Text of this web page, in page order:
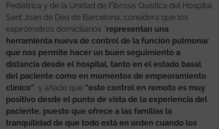
Pediátrica y de la Unidad de Fibrosis Quística del Hospital
Sant Joan de Déu de Barcelona, considera que los
espirómetros domiciliarios “representan una
herramienta nueva de control de la función pulmonar
que nos permite hacer un buen seguimiento a
distancia desde el hospital, tanto en el estado basal
del paciente como en momentos de empeoramiento
clínico”, y añade que “este control en remoto es muy
positivo desde el punto de vista de la experiencia del
paciente, puesto que ofrece a las familias la
tranquilidad de que todo está en orden cuando los